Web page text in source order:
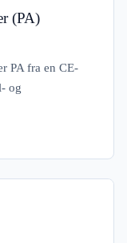
(PA)
PA fra en CE-
og